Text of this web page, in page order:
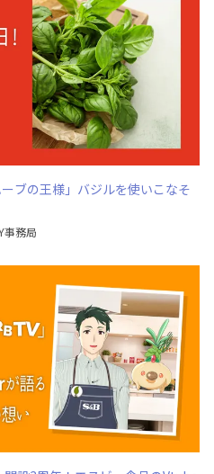
ブの王様」バジルを使いこなそ
事務局